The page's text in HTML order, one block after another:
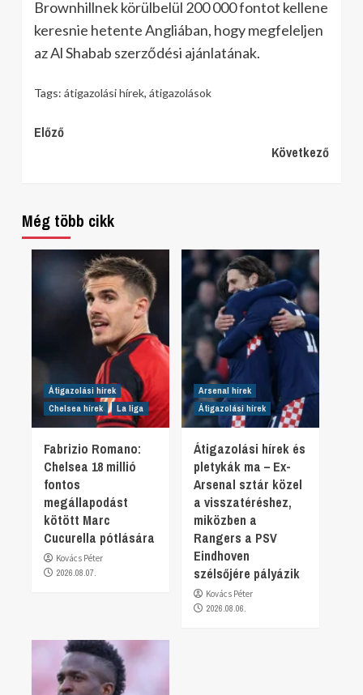
Brownhillnek körülbelül 200 000 fontot kellene
keresnie hetente Angliában, hogy megfeleljen
az Al Shabab szerződési ajánlatának.
Tags: átigazolási hírek, átigazolások
Continue
Előző
Következő
Még több cikk
Átigazolási hírek
Chelsea hírek
La liga
Fabrizio Romano:
Chelsea 18 millió
fontos
megállapodást
kötött Marc
Cucurella pótlására
Kovács Péter
2026.08.07.
Arsenal hírek
Átigazolási hírek
Átigazolási hírek és
pletykák ma – Ex-
Arsenal sztár közel
a visszatéréshez,
miközben a
Rangers a PSV
Eindhoven
szélsőjére pályázik
Kovács Péter
2026.08.06.